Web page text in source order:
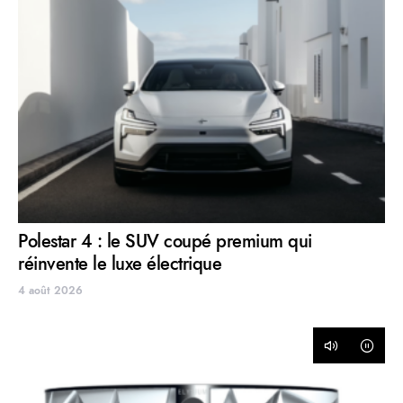
Polestar 4 : le SUV coupé premium qui
réinvente le luxe électrique
4 août 2026